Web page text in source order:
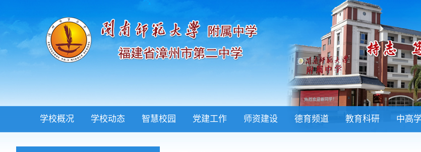
学校概况 学校动态 智慧校园 党建工作 师资建设 德育频道 教育科研 中高